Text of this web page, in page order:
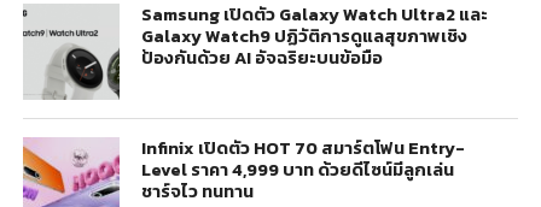
Samsung เปิดตัว Galaxy Watch Ultra2 และ
Galaxy Watch9 ปฏิวัติการดูแลสุขภาพเชิง
ป้องกันด้วย AI อัจฉริยะบนข้อมือ
Infinix เปิดตัว HOT 70 สมาร์ตโฟน Entry-
Level ราคา 4,999 บาท ด้วยดีไซน์มีลูกเล่น
ชาร์จไว ทนทาน